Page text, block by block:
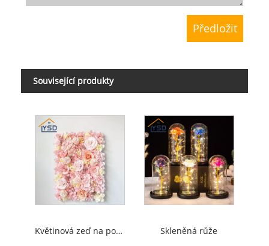
Související produkty
Květinová zeď na pozadí Skleněná růže